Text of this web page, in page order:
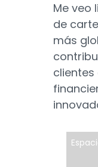
Me veo
de
más